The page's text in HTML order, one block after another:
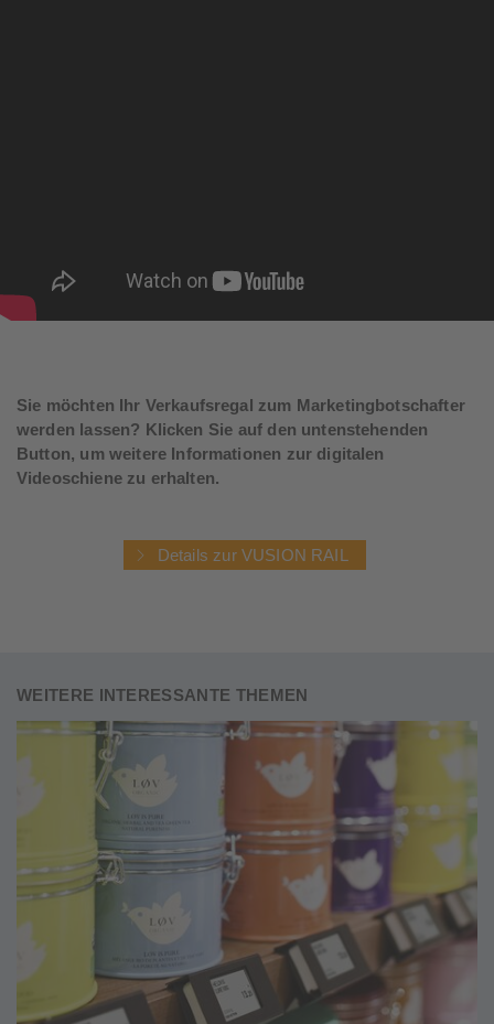
Sie möchten Ihr Verkaufsregal zum Marketingbotschafter
werden lassen? Klicken Sie auf den untenstehenden
Button, um weitere Informationen zur digitalen
Videoschiene zu erhalten.
Details zur VUSION RAIL
WEITERE INTERESSANTE THEMEN